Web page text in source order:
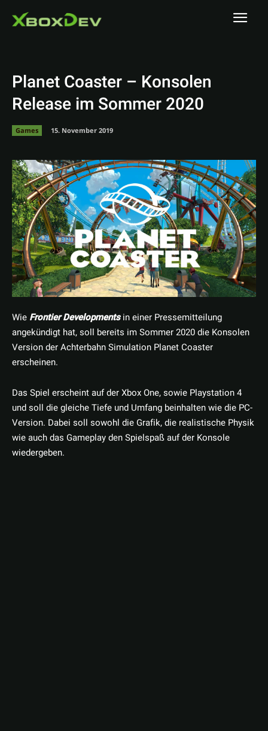
Planet Coaster – Konsolen
Release im Sommer 2020
Games 15. November 2019
Wie Frontier Developmentsin einer Pressemitteilung
angekündigt hat, soll bereits im Sommer 2020 die Konsolen
Version der Achterbahn Simulation Planet Coaster
erscheinen.
Das Spiel erscheint auf der Xbox One, sowie Playstation 4
und soll die gleiche Tiefe und Umfang beinhalten wie die PC-
Version. Dabei soll sowohl die Grafik, die realistische Physik
wie auch das Gameplay den Spielspaß auf der Konsole
wiedergeben.